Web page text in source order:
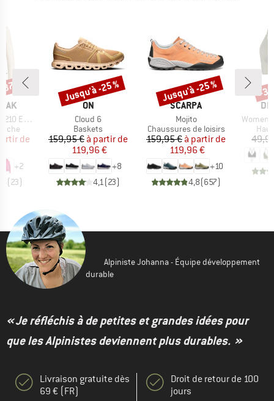
Zip Hoody
réduit
de
+2
(23)
%
MARQUE
ON
Article
Cloud 6
Product group
Baskets
Prix
159,95 € Prix réduit
à partir de
119,96 €
+8
4,1(23)
Remise
Jusqu'à -25 %
MARQUE
SCARPA
Article
Mojito
Product group
Chaussures de loisirs
Prix
159,95 € Prix réduit
à partir de
119,96 €
+10
4,8(657)
Remise
Jusqu'à -25 %
Article
-
Alpiniste Johanna - Équipe développement
durable
« Je réfléchis à de petites et grandes idées pour
que les Alpinistes deviennent plus durables. »
Livraison gratuite dès
69 € (FR)
Droit de retour de 100
jours